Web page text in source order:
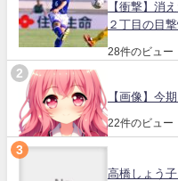
【衝撃】消
２丁目の目撃
28件のビュー
【画像】今
22件のビュー
高橋しょう